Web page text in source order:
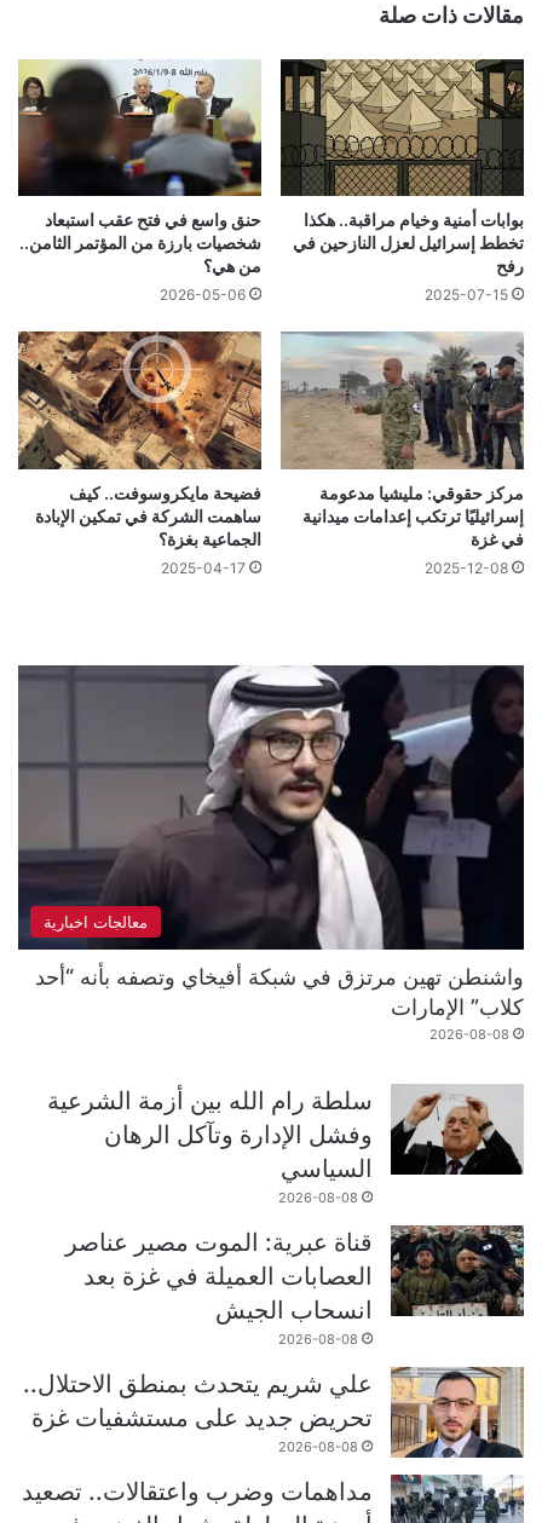
مقالات ذات صلة
بوابات أمنية وخيام مراقبة.. هكذا
تخطط إسرائيل لعزل النازحين في
رفح
2025-07-15
حنق واسع في فتح عقب استبعاد
شخصيات بارزة من المؤتمر الثامن..
من هي؟
2026-05-06
مركز حقوقي: مليشيا مدعومة
إسرائيليًا ترتكب إعدامات ميدانية
في غزة
2025-12-08
فضيحة مايكروسوفت.. كيف
ساهمت الشركة في تمكين الإبادة
الجماعية بغزة؟
2025-04-17
معالجات اخبارية
واشنطن تهين مرتزق في شبكة أفيخاي وتصفه بأنه “أحد
كلاب” الإمارات
2026-08-08
سلطة رام الله بين أزمة الشرعية
وفشل الإدارة وتآكل الرهان
السياسي
2026-08-08
قناة عبرية: الموت مصير عناصر
العصابات العميلة في غزة بعد
انسحاب الجيش
2026-08-08
علي شريم يتحدث بمنطق الاحتلال..
تحريض جديد على مستشفيات غزة
2026-08-08
مداهمات وضرب واعتقالات.. تصعيد